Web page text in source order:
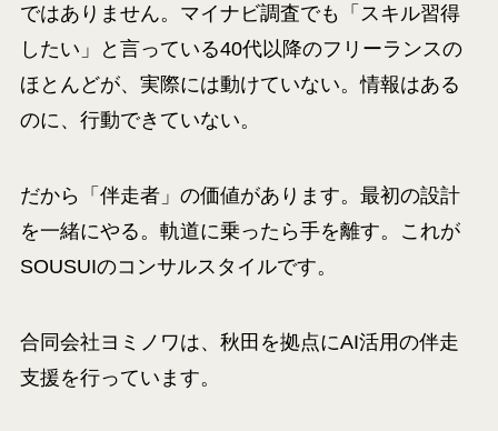
ではありません。マイナビ調査でも「スキル習得
したい」と言っている40代以降のフリーランスの
ほとんどが、実際には動けていない。情報はある
のに、行動できていない。
だから「伴走者」の価値があります。最初の設計
を一緒にやる。軌道に乗ったら手を離す。これが
SOUSUIのコンサルスタイルです。
合同会社ヨミノワは、秋田を拠点にAI活用の伴走
支援を行っています。